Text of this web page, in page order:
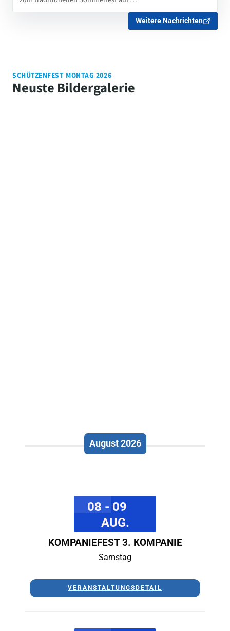
Weitere Nachrichten
SCHÜTZENFEST MONTAG 2026
Neuste Bildergalerie
August 2026
08 - 09
AUG.
KOMPANIEFEST 3. KOMPANIE
Samstag
VERANSTALTUNGSDETAIL